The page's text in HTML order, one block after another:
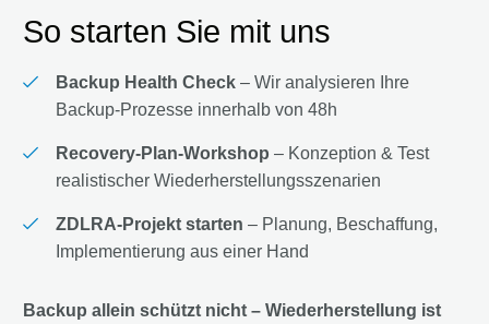
So starten Sie mit uns
Backup Health Check – Wir analysieren Ihre
Backup-Prozesse innerhalb von 48h
Recovery-Plan-Workshop – Konzeption & Test
realistischer Wiederherstellungsszenarien
ZDLRA-Projekt starten – Planung, Beschaffung,
Implementierung aus einer Hand
Backup allein schützt nicht – Wiederherstellung ist